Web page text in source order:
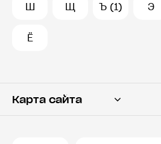
Ш Щ Ъ (1) Э
Ё
Карта сайта